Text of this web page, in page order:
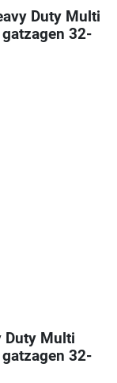
Duty Multi
32-
Duty Multi
32-